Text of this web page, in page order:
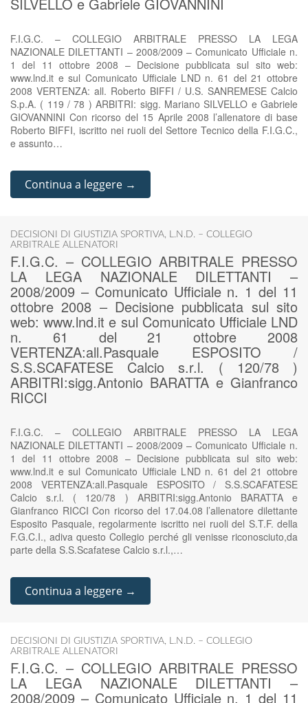
F.I.G.C. – COLLEGIO ARBITRALE PRESSO LA LEGA
NAZIONALE DILETTANTI – 2008/2009 – Comunicato Ufficiale n.
1 del 11 ottobre 2008 – Decisione pubblicata sul sito web:
www.lnd.it e sul Comunicato Ufficiale LND n. 61 del 21 ottobre
2008 VERTENZA: all. Roberto BIFFI / U.S. SANREMESE Calcio
S.p.A. ( 119 / 78 ) ARBITRI: sigg. Mariano SILVELLO e Gabriele
GIOVANNINI Con ricorso del 15 Aprile 2008 l’allenatore di base
Roberto BIFFI, iscritto nei ruoli del Settore Tecnico della F.I.G.C.,
e assunto…
Continua a leggere →
DECISIONI DI GIUSTIZIA SPORTIVA, L.N.D. – COLLEGIO
ARBITRALE ALLENATORI
F.I.G.C. – COLLEGIO ARBITRALE PRESSO
LA LEGA NAZIONALE DILETTANTI –
2008/2009 – Comunicato Ufficiale n. 1 del 11
ottobre 2008 – Decisione pubblicata sul sito
web: www.lnd.it e sul Comunicato Ufficiale LND
n. 61 del 21 ottobre 2008
VERTENZA:all.Pasquale ESPOSITO /
S.S.SCAFATESE Calcio s.r.l. ( 120/78 )
ARBITRI:sigg.Antonio BARATTA e Gianfranco
RICCI
F.I.G.C. – COLLEGIO ARBITRALE PRESSO LA LEGA
NAZIONALE DILETTANTI – 2008/2009 – Comunicato Ufficiale n.
1 del 11 ottobre 2008 – Decisione pubblicata sul sito web:
www.lnd.it e sul Comunicato Ufficiale LND n. 61 del 21 ottobre
2008 VERTENZA:all.Pasquale ESPOSITO / S.S.SCAFATESE
Calcio s.r.l. ( 120/78 ) ARBITRI:sigg.Antonio BARATTA e
Gianfranco RICCI Con ricorso del 17.04.08 l’allenatore dilettante
Esposito Pasquale, regolarmente iscritto nei ruoli del S.T.F. della
F.G.C.I., adiva questo Collegio perché gli venisse riconosciuto,da
parte della S.S.Scafatese Calcio s.r.l.,…
Continua a leggere →
DECISIONI DI GIUSTIZIA SPORTIVA, L.N.D. – COLLEGIO
ARBITRALE ALLENATORI
F.I.G.C. – COLLEGIO ARBITRALE PRESSO
LA LEGA NAZIONALE DILETTANTI –
2008/2009 – Comunicato Ufficiale n. 1 del 11